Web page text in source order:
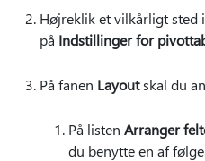
Højreklik et vilkårligt sted
på Indstillinger for
På fanen Layoutskal du
På listen Arranger
du benytte en af